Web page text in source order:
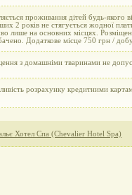
проживання дітей будь-якого
2 років не стягується жодної
лише на основних місцях.
Додаткове місце 750 грн /
з домашніми тваринами не
розрахунку кредитними
Хотел Спа (Chevalier Hotel Spa)